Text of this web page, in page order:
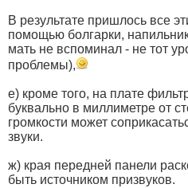
В результате пришлось все
помощью болгарки,
мать не вспоминал - не тот
проблемы),
е) кроме того, на плате
буквально в миллиметре от
громкости может
звуки.
ж) края передней панели
быть источником призвуков.